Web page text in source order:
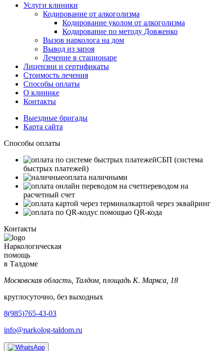
Услуги клиники
Кодирование от алкоголизма
Кодирование уколом от алкоголизма
Кодирование по методу Довженко
Вызов нарколога на дом
Вывод из запоя
Лечение в стационаре
Лицензии и сертификаты
Стоимость лечения
Способы оплаты
О клинике
Контакты
Выездные бригады
Карта сайта
Способы оплаты
СБП (система
быстрых платежей)
оплата наличными
переводом на
расчетный счет
картой через эквайринг
с помощью QR-кода
Контакты
Наркологическая
помощь
в Талдоме
Московская область, Талдом, площадь К. Маркса, 18
круглосуточно, без выходных
8(985)765-43-03
info@narkolog-taldom.ru